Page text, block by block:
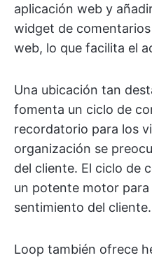
aplicación web y
widget de
web, lo que facilita el
Una ubicación tan
fomenta un ciclo de
recordatorio para los
organización se
del cliente. El ciclo de
un potente motor para
sentimiento del cliente.
Loop también ofrece